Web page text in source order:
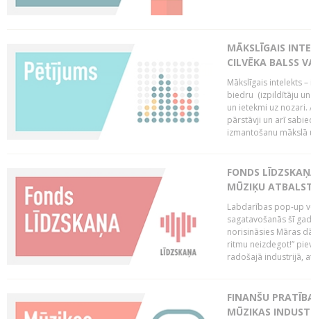
MĀKSLĪGAIS
CILVĒKA BALSS
Mākslīgais intelekts
biedru (izpildītāju
un ietekmi uz
pārstāvji un arī
izmantošanu mākslā
FONDS
MŪZIĶU
Labdarības pop-up
sagatavošanās šī
norisināsies Māras
ritmu neizdegot!”
radošajā industrijā,
FINANŠU
MŪZIKAS